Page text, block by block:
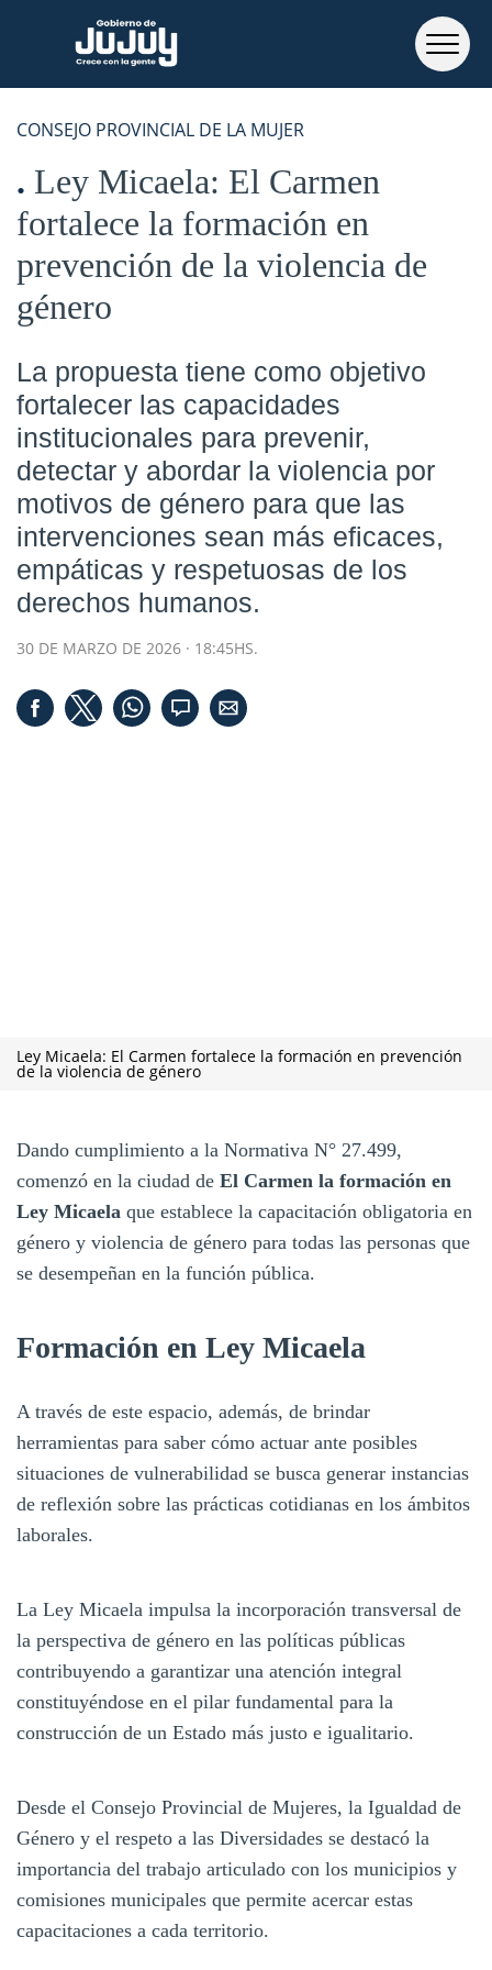
CONSEJO PROVINCIAL DE LA MUJER
Ley Micaela: El Carmen
fortalece la formación en
prevención de la violencia de
género
La propuesta tiene como objetivo
fortalecer las capacidades
institucionales para prevenir,
detectar y abordar la violencia por
motivos de género para que las
intervenciones sean más eficaces,
empáticas y respetuosas de los
derechos humanos.
30 DE MARZO DE 2026 · 18:45HS.
Ley Micaela: El Carmen fortalece la formación en prevención
de la violencia de género
Dando cumplimiento a la Normativa N° 27.499,
comenzó en la ciudad de El Carmen la formación en
Ley Micaela que establece la capacitación obligatoria en
género y violencia de género para todas las personas que
se desempeñan en la función pública.
Formación en Ley Micaela
A través de este espacio, además, de brindar
herramientas para saber cómo actuar ante posibles
situaciones de vulnerabilidad se busca generar instancias
de reflexión sobre las prácticas cotidianas en los ámbitos
laborales.
La Ley Micaela impulsa la incorporación transversal de
la perspectiva de género en las políticas públicas
contribuyendo a garantizar una atención integral
constituyéndose en el pilar fundamental para la
construcción de un Estado más justo e igualitario.
Desde el Consejo Provincial de Mujeres, la Igualdad de
Género y el respeto a las Diversidades se destacó la
importancia del trabajo articulado con los municipios y
comisiones municipales que permite acercar estas
capacitaciones a cada territorio.